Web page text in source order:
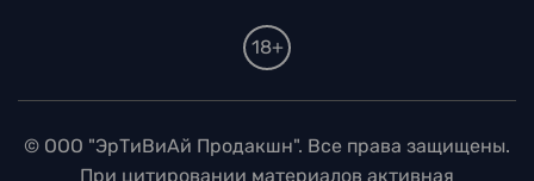
18+
© ООО "ЭрТиВиАй Продакшн". Все права защищены.
При цитировании материалов активная